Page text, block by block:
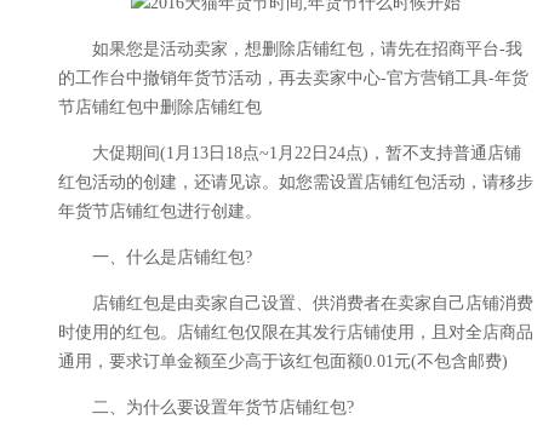
如果您是活动卖家，想删除店铺红包，请先在招商平台-我
的工作台中撤销年货节活动，再去卖家中心-官方营销工具-年货
节店铺红包中删除店铺红包
大促期间(1月13日18点~1月22日24点)，暂不支持普通店铺
红包活动的创建，还请见谅。如您需设置店铺红包活动，请移步
年货节店铺红包进行创建。
一、什么是店铺红包?
店铺红包是由卖家自己设置、供消费者在卖家自己店铺消费
时使用的红包。店铺红包仅限在其发行店铺使用，且对全店商品
通用，要求订单金额至少高于该红包面额0.01元(不包含邮费)
二、为什么要设置年货节店铺红包?